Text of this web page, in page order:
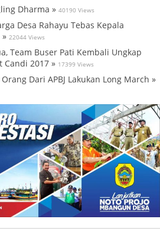
Dharma » 40190 Views
Desa Rahayu Tebas Kepala
22044 Views
Team Buser Pati Kembali Ungkap
Candi 2017 » 17399 Views
Dari APBJ Lakukan Long March »